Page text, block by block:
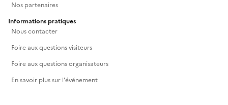
Nos partenaires
Informations pratiques
Nous contacter
Foire aux questions visiteurs
Foire aux questions organisateurs
En savoir plus sur l'événement